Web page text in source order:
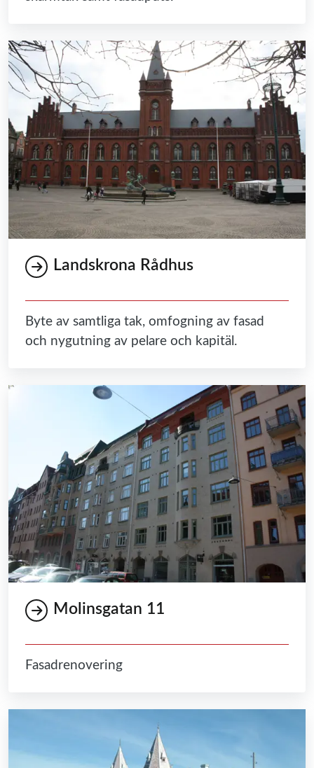
Landskrona Rådhus
Byte av samtliga tak, omfogning av fasad
och nygutning av pelare och kapitäl.
Molinsgatan 11
Fasadrenovering